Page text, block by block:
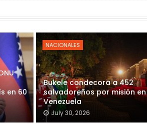
en 60
NACIONALES
Bukele condecora a 452
salvadoreños por misión en
Venezuela
July 30, 2026